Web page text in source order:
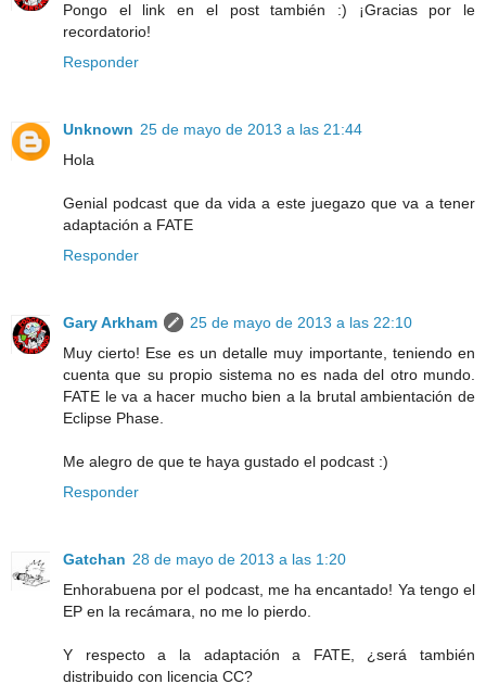
Pongo el link en el post también :) ¡Gracias por le
recordatorio!
Responder
Unknown 25 de mayo de 2013 a las 21:44
Hola
Genial podcast que da vida a este juegazo que va a tener
adaptación a FATE
Responder
Gary Arkham
25 de mayo de 2013 a las 22:10
Muy cierto! Ese es un detalle muy importante, teniendo en
cuenta que su propio sistema no es nada del otro mundo.
FATE le va a hacer mucho bien a la brutal ambientación de
Eclipse Phase.
Me alegro de que te haya gustado el podcast :)
Responder
Gatchan 28 de mayo de 2013 a las 1:20
Enhorabuena por el podcast, me ha encantado! Ya tengo el
EP en la recámara, no me lo pierdo.
Y respecto a la adaptación a FATE, ¿será también
distribuido con licencia CC?